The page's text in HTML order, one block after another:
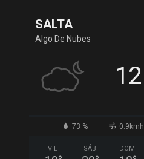
SALTA
Algo De Nubes
12
73 % 0.9kmh
VIE SÁB DOM